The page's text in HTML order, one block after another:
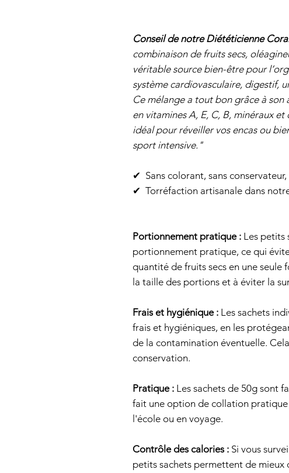
Conseil de notre Diététicienne
combinaison de fruits secs,
véritable source bien-être pour
système cardiovasculaire, digestif,
Ce mélange a tout bon grâce à
en vitamines A, E, C, B, minéraux
idéal pour réveiller vos encas ou
sport intensive."
✔ ️ Sans colorant, sans
✔ ️ Torréfaction artisanale dans
Portionnement pratique : Les petits
portionnement pratique, ce qui
quantité de fruits secs en une
la taille des portions et à éviter la
Frais et hygiénique : Les sachets
frais et hygiéniques, en les
de la contamination éventuelle.
conservation.
Pratique : Les sachets de 50g sont
fait une option de collation
l'école ou en voyage.
Contrôle des calories : Si vous
petits sachets permettent de